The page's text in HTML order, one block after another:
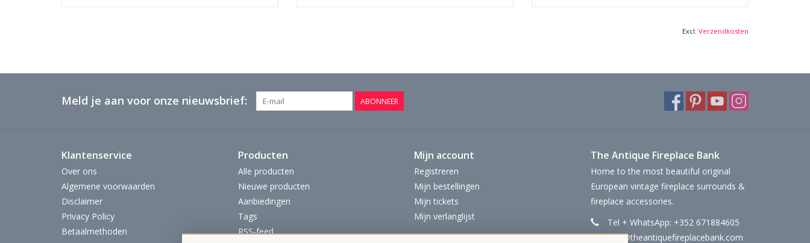
Excl. Verzendkosten
Meld je aan voor onze nieuwsbrief: ABONNEER
Klantenservice
Over ons
Algemene voorwaarden
Disclaimer
Privacy Policy
Betaalmethoden
Producten
Alle producten
Nieuwe producten
Aanbiedingen
Tags
RSS-feed
Mijn account
Registreren
Mijn bestellingen
Mijn tickets
Mijn verlanglijst
The Antique Fireplace Bank
Home to the most beautiful original
European vintage fireplace surrounds &
fireplace accessories.
Tel + WhatsApp: +352 671884605
info@theantiquefireplacebank.com